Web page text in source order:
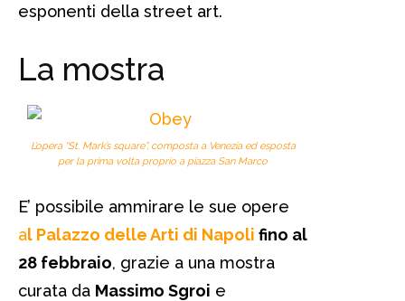
esponenti della street art.
La mostra
L’opera “St. Mark’s square”, composta a Venezia ed esposta
per la prima volta proprio a piazza San Marco
E’ possibile ammirare le sue opere
al Palazzo delle Arti di Napoli fino al
28 febbraio, grazie a una mostra
curata da Massimo Sgroi e